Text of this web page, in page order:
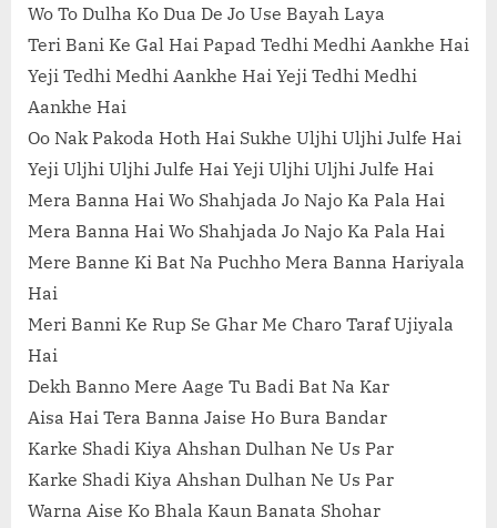
Wo To Dulha Ko Dua De Jo Use Bayah Laya
Teri Bani Ke Gal Hai Papad Tedhi Medhi Aankhe Hai
Yeji Tedhi Medhi Aankhe Hai Yeji Tedhi Medhi
Aankhe Hai
Oo Nak Pakoda Hoth Hai Sukhe Uljhi Uljhi Julfe Hai
Yeji Uljhi Uljhi Julfe Hai Yeji Uljhi Uljhi Julfe Hai
Mera Banna Hai Wo Shahjada Jo Najo Ka Pala Hai
Mera Banna Hai Wo Shahjada Jo Najo Ka Pala Hai
Mere Banne Ki Bat Na Puchho Mera Banna Hariyala
Hai
Meri Banni Ke Rup Se Ghar Me Charo Taraf Ujiyala
Hai
Dekh Banno Mere Aage Tu Badi Bat Na Kar
Aisa Hai Tera Banna Jaise Ho Bura Bandar
Karke Shadi Kiya Ahshan Dulhan Ne Us Par
Karke Shadi Kiya Ahshan Dulhan Ne Us Par
Warna Aise Ko Bhala Kaun Banata Shohar